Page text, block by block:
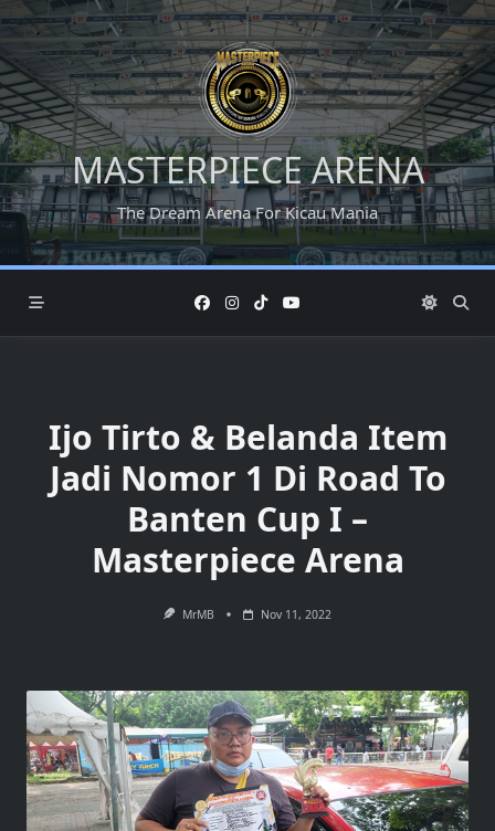
Skip
to
content
MASTERPIECE ARENA
The Dream Arena For Kicau Mania
Ijo Tirto & Belanda Item
Jadi Nomor 1 Di Road To
Banten Cup I –
Masterpiece Arena
MrMB Nov 11, 2022